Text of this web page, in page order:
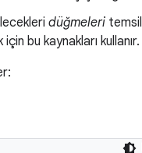
düğmeleri temsil
bu kaynakları kullanır.